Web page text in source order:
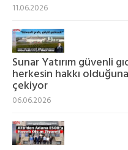
11.06.2026
Sunar Yatırım güvenli
herkesin hakkı
çekiyor
06.06.2026